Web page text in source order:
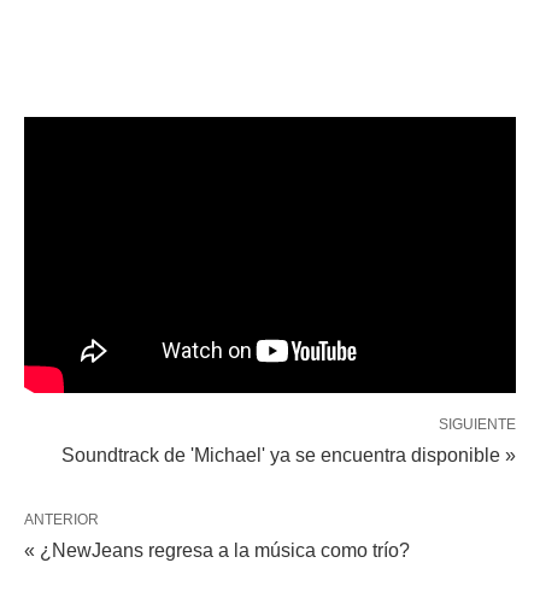
SIGUIENTE
Soundtrack de 'Michael' ya se encuentra disponible »
ANTERIOR
« ¿NewJeans regresa a la música como trío?